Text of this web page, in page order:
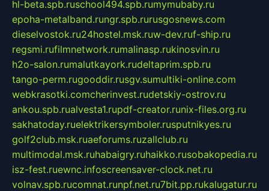
hl-beta.spb.ruschool494.spb.rumymubaby.ru
epoha-metalband.rungr.spb.rurusgosnews.com
dieselvostok.ru24hostel.msk.ruw-dev.ruf-ship.ru
regsmi.rufilmnetwork.rumalinasp.rukinosvin.ru
h2o-salon.rumalutkayork.rudeltaprim.spb.ru
tango-perm.rugooddir.rusgv.sumultiki-online.com
webkrasotki.comcherinvest.rudetskiy-ostrov.ru
ankou.spb.rualvesta1.rupdf-creator.runix-files.org.ru
sakhatoday.ruelektrikersymboler.rusputnikyes.ru
golf2club.msk.ruaeforums.ruzallclub.ru
multimodal.msk.ruhabaigry.ruhaikko.rusobakopedia.ru
isz-fest.ruewnc.infoscreensaver-clock.net.ru
volnav.spb.rucomnat.runpf.net.ru7bit.pp.rukalugatur.ru